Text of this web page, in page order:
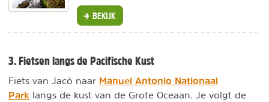
BEKIJK
3. Fietsen langs de Pacifische Kust
Fiets van Jacó naar Manuel Antonio Nationaal
Park langs de kust van de Grote Oceaan. Je volgt de